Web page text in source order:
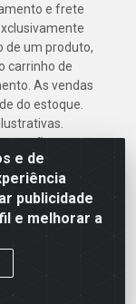
e de
publicidade
e melhorar a
e frete
de um produto,
carrinho de
As vendas
do estoque.
em